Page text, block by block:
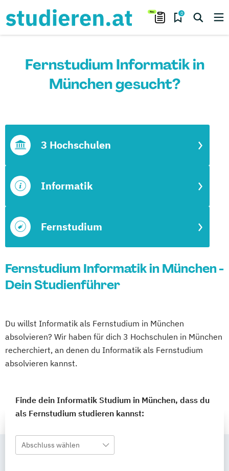
0
Fernstudium Informatik in
München gesucht?
Fernstudium
Informatik
3 Hochschulen
Fernstudium Informatik in München -
Dein Studienführer
Du willst Informatik als Fernstudium in München
absolvieren? Wir haben für dich 3 Hochschulen in München
recherchiert, an denen du Informatik als Fernstudium
absolvieren kannst.
Finde dein Informatik Studium in München, dass du
als Fernstudium studieren kannst:
Abschluss wählen